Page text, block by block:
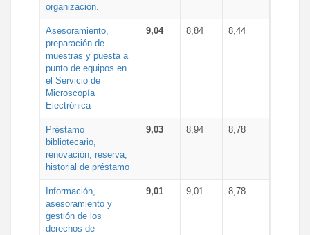
organización.
Asesoramiento,
preparación de
muestras y puesta a
punto de equipos en
el Servicio de
Microscopía
Electrónica
9,04 8,84 8,44
Préstamo
bibliotecario,
renovación, reserva,
historial de préstamo
9,03 8,94 8,78
Información,
asesoramiento y
gestión de los
derechos de
9,01 9,01 8,78